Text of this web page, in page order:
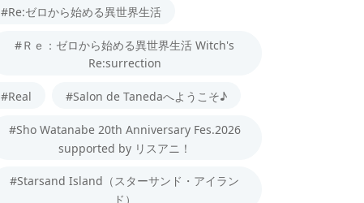
#Re:ゼロから始める異世界生活
#Ｒｅ：ゼロから始める異世界生活 Witch's
Re:surrection
#Real #Salon de Tanedaへようこそ♪
#Sho Watanabe 20th Anniversary Fes.2026
supported by リスアニ！
#Starsand Island（スターサンド・アイラン
ド）